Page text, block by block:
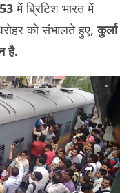
में ब्रिटिश भारत में
को संभालते हुए,कुर्ला
है.